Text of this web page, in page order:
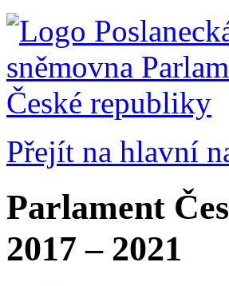
Přejít na hlavní
Parlament
2017 – 2021